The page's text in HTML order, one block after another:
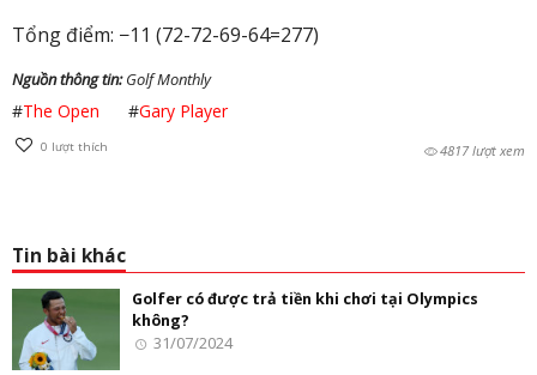
Tổng điểm: −11 (72-72-69-64=277)
Nguồn thông tin:Golf Monthly
#The Open #Gary Player
0 lượt thích 4817 lượt xem
Tin bài khác
Golfer có được trả tiền khi chơi tại Olympics
không?
31/07/2024